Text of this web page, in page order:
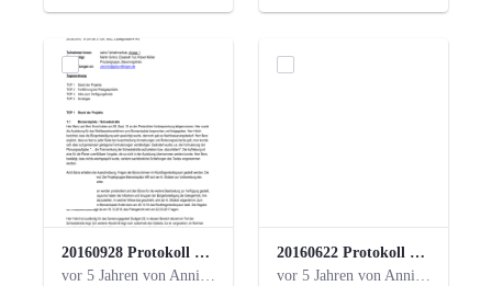
20160928 Protokoll 17. Steuerungskreis.pdf
vor 5 Jahren von Anni Schlumberger
20160622 Protokoll 16. Steuerungskreis.pdf
vor 5 Jahren von Anni Schlumberger